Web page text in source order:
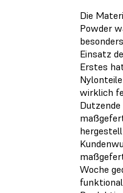
Die
Powder
Einsatz
Erstes
wirklich
Woche